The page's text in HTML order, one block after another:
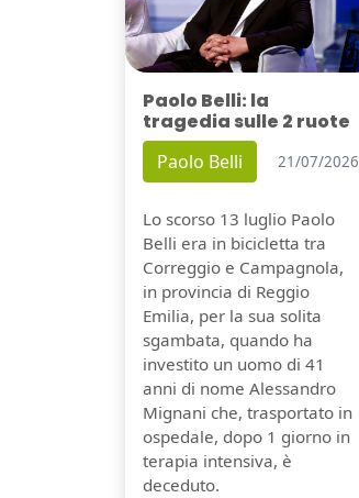
Paolo Belli: la
tragedia sulle 2 ruote
Paolo Belli 21/07/2026
Lo scorso 13 luglio Paolo
Belli era in bicicletta tra
Correggio e Campagnola,
in provincia di Reggio
Emilia, per la sua solita
sgambata, quando ha
investito un uomo di 41
anni di nome Alessandro
Mignani che, trasportato in
ospedale, dopo 1 giorno in
terapia intensiva, è
deceduto.